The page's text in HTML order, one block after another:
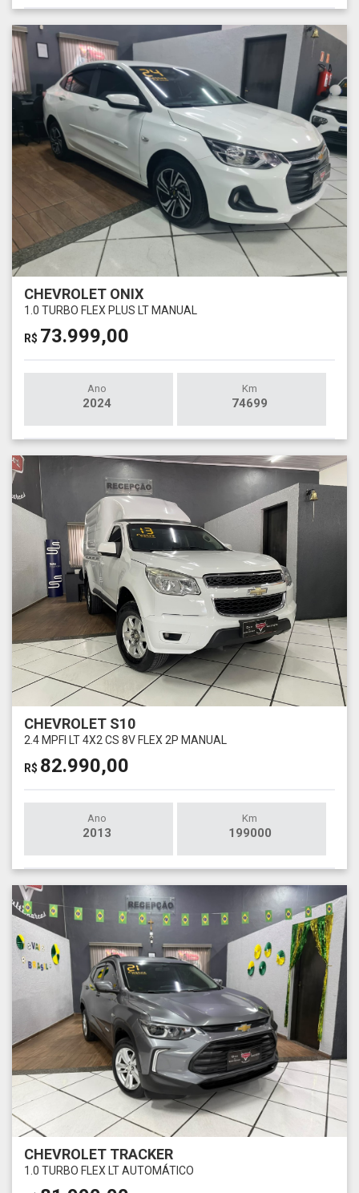
CHEVROLET ONIX
1.0 TURBO FLEX PLUS LT MANUAL
R$ 73.999,00
Ano
2024
Km
74699
CHEVROLET S10
2.4 MPFI LT 4X2 CS 8V FLEX 2P MANUAL
R$ 82.990,00
Ano
2013
Km
199000
CHEVROLET TRACKER
1.0 TURBO FLEX LT AUTOMÁTICO